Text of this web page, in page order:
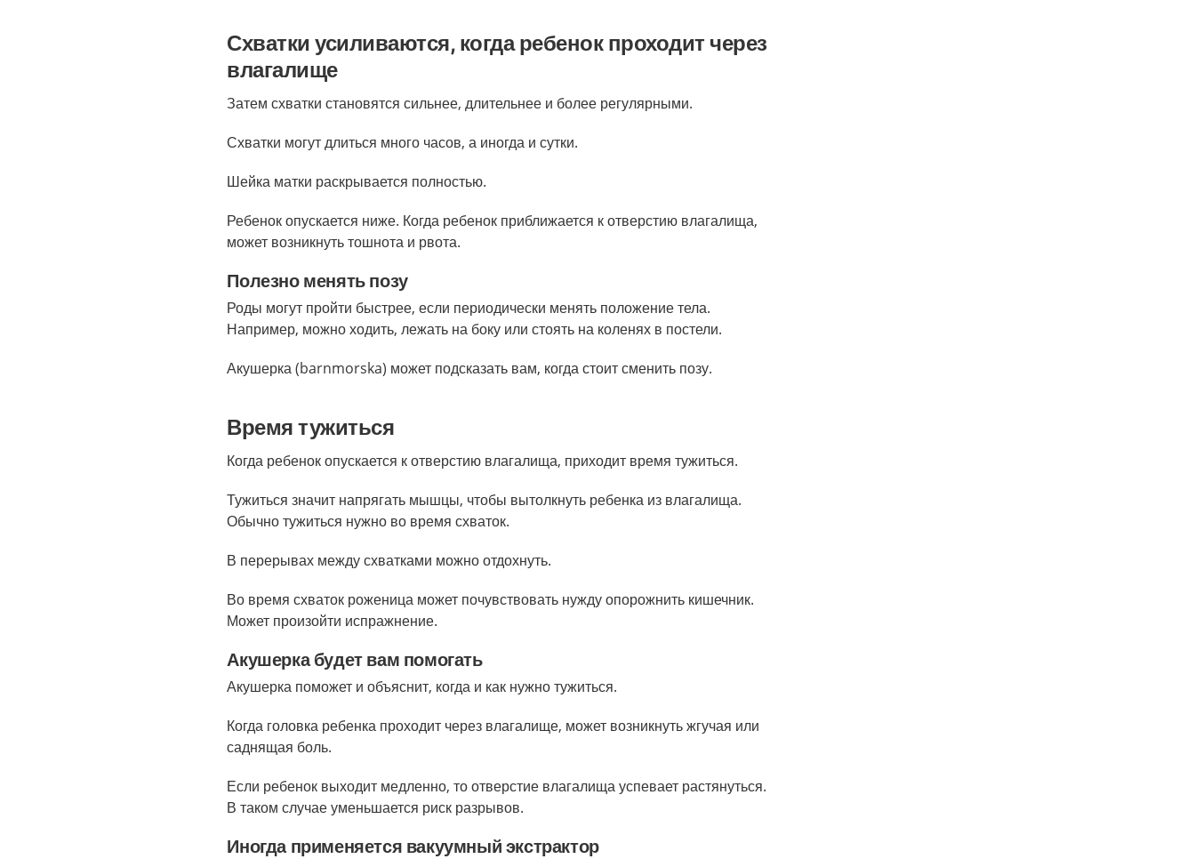
Схватки усиливаются, когда ребенок проходит через
влагалище
Затем схватки становятся сильнее, длительнее и более регулярными.
Схватки могут длиться много часов, а иногда и сутки.
Шейка матки раскрывается полностью.
Ребенок опускается ниже. Когда ребенок приближается к отверстию влагалища,
может возникнуть тошнота и рвота.
Полезно менять позу
Роды могут пройти быстрее, если периодически менять положение тела.
Например, можно ходить, лежать на боку или стоять на коленях в постели.
Акушерка (barnmorska) может подсказать вам, когда стоит сменить позу.
Время тужиться
Когда ребенок опускается к отверстию влагалища, приходит время тужиться.
Тужиться значит напрягать мышцы, чтобы вытолкнуть ребенка из влагалища.
Обычно тужиться нужно во время схваток.
В перерывах между схватками можно отдохнуть.
Во время схваток роженица может почувствовать нужду опорожнить кишечник.
Может произойти испражнение.
Акушерка будет вам помогать
Акушерка поможет и объяснит, когда и как нужно тужиться.
Когда головка ребенка проходит через влагалище, может возникнуть жгучая или
саднящая боль.
Если ребенок выходит медленно, то отверстие влагалища успевает растянуться.
В таком случае уменьшается риск разрывов.
Иногда применяется вакуумный экстрактор